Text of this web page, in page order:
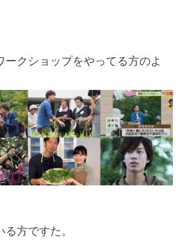
クショップをやってる方のよ
方ですた。